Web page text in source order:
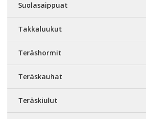
Suolasaippuat
Takkaluukut
Teräshormit
Teräskauhat
Teräskiulut